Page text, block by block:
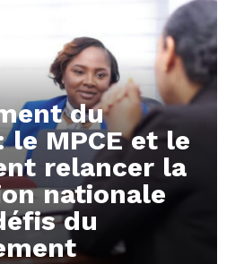
du
MPCE et le
relancer la
nationale
du